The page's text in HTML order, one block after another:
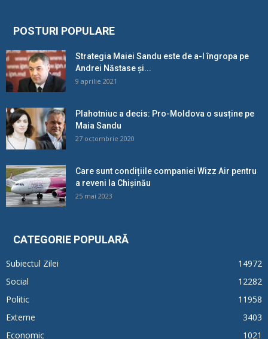
POSTURI POPULARE
Strategia Maiei Sandu este de a-l îngropa pe
Andrei Năstase și...
9 aprilie 2021
Plahotniuc a decis: Pro-Moldova o susține pe
Maia Sandu
27 octombrie 2020
Care sunt condițiile companiei Wizz Air pentru
a reveni la Chișinău
25 mai 2023
CATEGORIE POPULARĂ
Subiectul Zilei
14972
Social
12282
Politic
11958
Externe
3403
Economic
1021